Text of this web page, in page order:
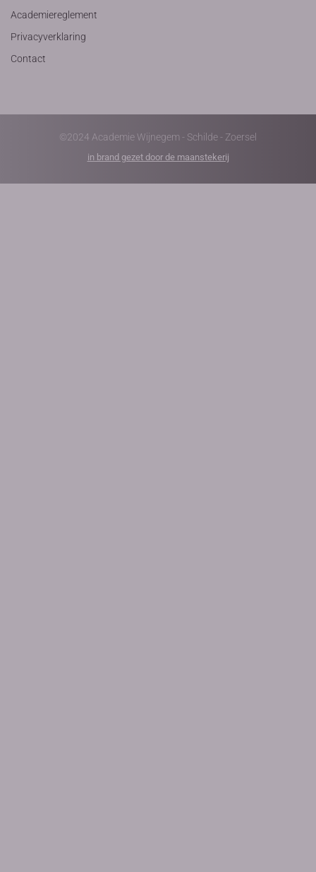
Academiereglement
Privacyverklaring
Contact
©2024 Academie Wijnegem - Schilde - Zoersel
in brand gezet door de maanstekerij